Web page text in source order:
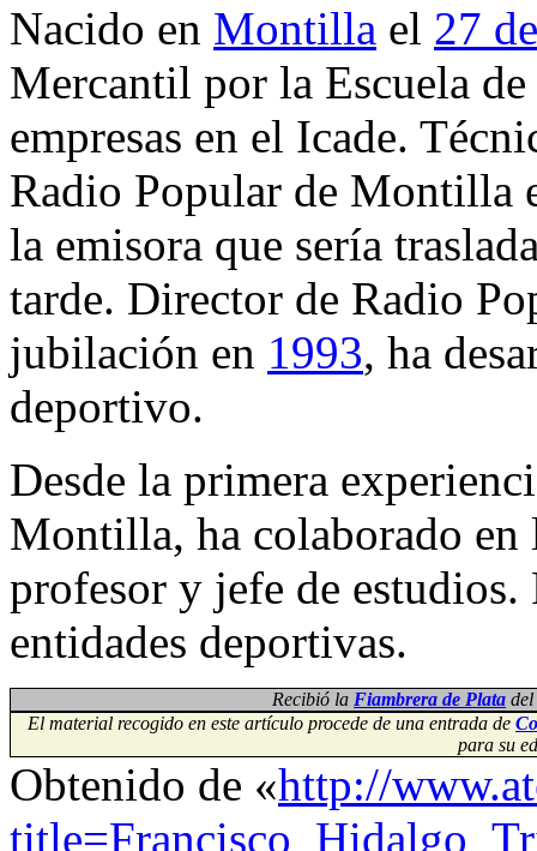
Nacido en Montilla el 27
Mercantil por la Escuela
empresas en el Icade.
Radio Popular de Montilla
la emisora que sería
tarde. Director de Radio
jubilación en 1993, ha
deportivo.
Desde la primera
Montilla, ha colaborado en
profesor y jefe de estudios.
entidades deportivas.
Recibió la Fiambrera de Plata
El material recogido en este artículo procede de una entrada de
para su
Obtenido de «http://